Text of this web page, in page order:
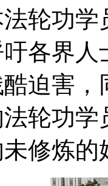
法轮功
各界
迫害
轮功
修炼的